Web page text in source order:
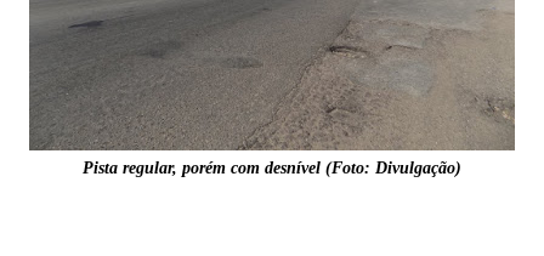
Pista regular, porém com desnível (Foto: Divulgação)